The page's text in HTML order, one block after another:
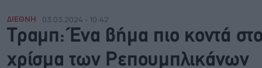
ΔΙΕΘΝΗ 03.03.2024 - 10:42
Τραμπ: Ένα βήμα πιο κοντά
χρίσμα των Ρεπουμπλικάνων